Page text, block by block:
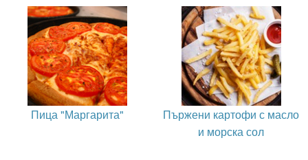
Пица "Маргарита"
Пържени картофи с масло
и морска сол